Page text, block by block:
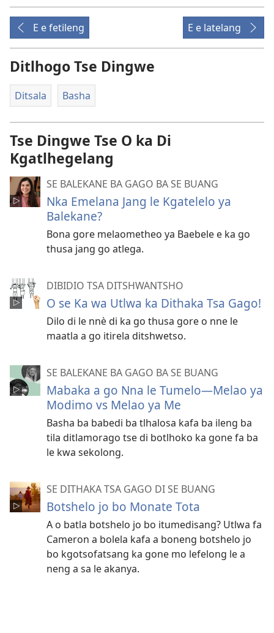
E e fetileng E e latelang
Ditlhogo Tse Dingwe
Ditsala Basha
Tse Dingwe Tse O ka Di
Kgatlhegelang
SE BALEKANE BA GAGO BA SE BUANG
Nka Emelana Jang le Kgatelelo ya
Balekane?
Bona gore melaometheo ya Baebele e ka go
thusa jang go atlega.
DIBIDIO TSA DITSHWANTSHO
O se Ka wa Utlwa ka Dithaka Tsa Gago!
Dilo di le nnѐ di ka go thusa gore o nne le
maatla a go itirela ditshwetso.
SE BALEKANE BA GAGO BA SE BUANG
Mabaka a go Nna le Tumelo—Melao ya
Modimo vs Melao ya Me
Basha ba babedi ba tlhalosa kafa ba ileng ba
tila ditlamorago tse di botlhoko ka gone fa ba
le kwa sekolong.
SE DITHAKA TSA GAGO DI SE BUANG
Botshelo jo bo Monate Tota
A o batla botshelo jo bo itumedisang? Utlwa fa
Cameron a bolela kafa a boneng botshelo jo
bo kgotsofatsang ka gone mo lefelong le a
neng a sa le akanya.